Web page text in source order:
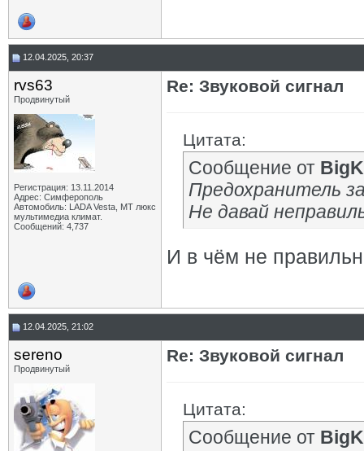
12.04.2025, 20:37
rvs63
Продвинутый
Регистрация: 13.11.2014
Адрес: Симферополь
Автомобиль: LADA Vesta, МТ люкс
мультимедиа климат.
Сообщений: 4,737
Re: Звуковой сигнал
Цитата:
Сообщение от
Предохранитель
Не давай
И в чём не
12.04.2025, 21:02
sereno
Продвинутый
Re: Звуковой сигнал
Цитата:
Сообщение от